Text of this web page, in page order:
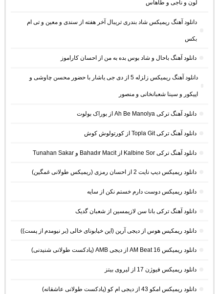
لون و ناجی و طاهاس
دانلود آهنگ ریمیکس شاد بندری تریبال آخر هفته از سندی و معین و تی ام
بکس
دانلود آهنگ باحال و شاد بوس بده به من از احسان کاراموز
دانلود آهنگ ریمیکس زلزله 5 از دی جی یاشار با حضور محسن چاوشی و
اپیکور و سینا شعبانخانی و منصور
دانلود آهنگ ترکی Ah Be Manolya از بوراک بولوت
دانلود آهنگ ترکی Topla Git از کورتولوش کوش
دانلود آهنگ ترکی Kalbine Sor از Bahadır Macit و Tunahan Sakar
دانلود ریمیکس دیپ نایت 2 از احسان رمزی (ریمیکس طولانی غمگین)
دانلود ریمیکس دوست دارم خستم نکن از سایه
دانلود آهنگ ترکی بانا سن لازیمسین از شعبان گدیک
دانلود ریمکیس هوس از دیجی آرین (این خیابونای خالی (بر نیومدم از پست))
دانلود ریمیکس AM Beat 16 از دیجی AMB (پادکست طولانی شنیدنی)
دانلود ریمیکس فیوژن 17 از لیروی بیتز
دانلود ریمیکس امکو 43 از دیجی ام کو (پادکست طولانی عاشقانه)